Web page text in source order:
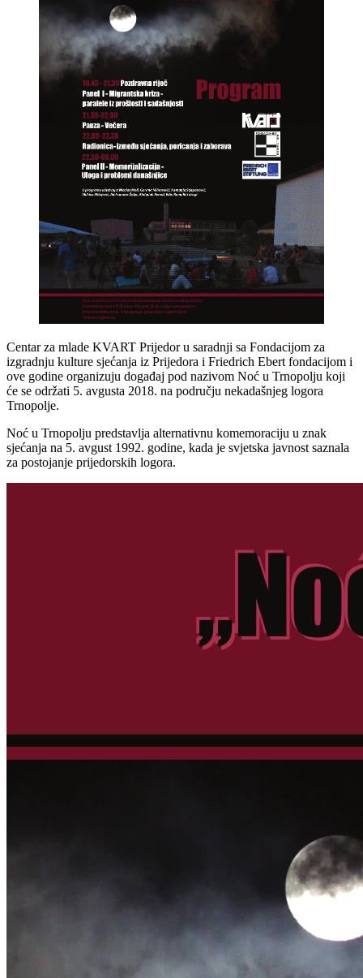
Centar za mlade KVART Prijedor u saradnji sa Fondacijom za
izgradnju kulture sjećanja iz Prijedora i Friedrich Ebert fondacijom i
ove godine organizuju događaj pod nazivom Noć u Trnopolju koji
će se održati 5. avgusta 2018. na području nekadašnjeg logora
Trnopolje.
Noć u Trnopolju predstavlja alternativnu komemoraciju u znak
sjećanja na 5. avgust 1992. godine, kada je svjetska javnost saznala
za postojanje prijedorskih logora.